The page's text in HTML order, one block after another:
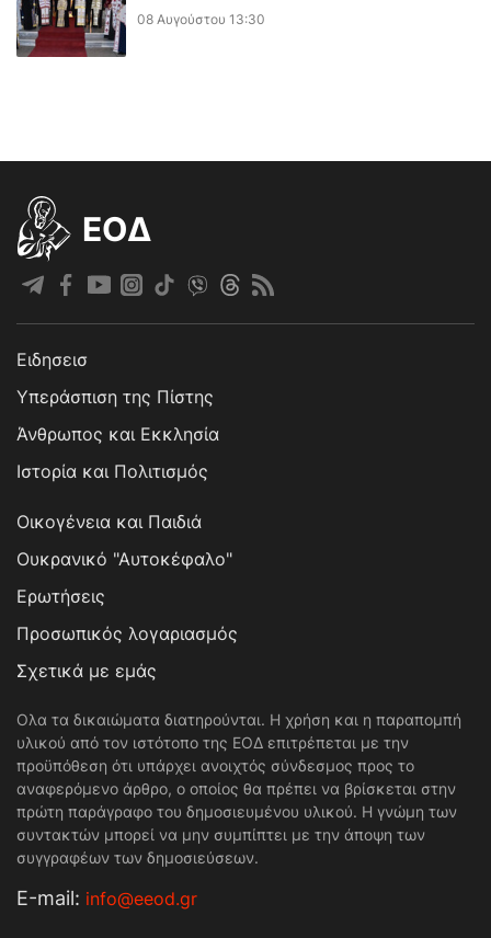
08 Αυγούστου 13:30
EOΔ
Ειδησεισ
Υπεράσπιση της Πίστης
Άνθρωπος και Εκκλησία
Ιστορία και Πολιτισμός
Οικογένεια και Παιδιά
Ουκρανικό "Αυτοκέφαλο"
Ερωτήσεις
Προσωπικός λογαριασμός
Σχετικά με εμάς
Ολα τα δικαιώματα διατηρούνται. Η χρήση και η παραπομπή
υλικού από τον ιστότοπο της ΕΟΔ επιτρέπεται με την
προϋπόθεση ότι υπάρχει ανοιχτός σύνδεσμος προς το
αναφερόμενο άρθρο, ο οποίος θα πρέπει να βρίσκεται στην
πρώτη παράγραφο του δημοσιευμένου υλικού. Η γνώμη των
συντακτών μπορεί να μην συμπίπτει με την άποψη των
συγγραφέων των δημοσιεύσεων.
Е-mail: info@eeod.gr